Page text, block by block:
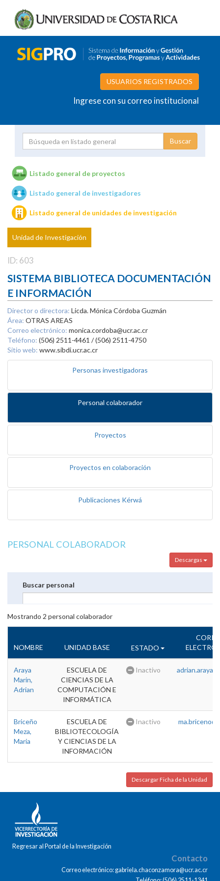
USUARIOS REGISTRADOS
Ingrese con su correo institucional
Unidades de investigación
Listado general de proyectos
Listado general de investigadores
Listado general de unidades de investigación
Unidad de Investigación
ID: 603
SISTEMA BIBLIOTECA DOCUMENTACIÓN
E INFORMACIÓN
Director o directora: Licda. Mónica Córdoba Guzmán
Área: OTRAS AREAS
Correo electrónico: monica.cordoba@ucr.ac.cr
Teléfono: (506) 2511-4461 / (506) 2511-4750
Sitio web: www.sibdi.ucr.ac.cr
Personas investigadoras
Personal colaborador
Proyectos
Proyectos en colaboración
Publicaciones Kérwá
PERSONAL COLABORADOR
Descargas
Buscar personal
Mostrando 2 personal colaborador
NOMBRE UNIDAD BASE ESTADO
Araya
Marin,
Adrian
ESCUELA DE
CIENCIAS DE LA
COMPUTACIÓN E
INFORMÁTICA
Inactivo
Briceño
Meza,
Maria
ESCUELA DE
BIBLIOTECOLOGÍA
Y CIENCIAS DE LA
INFORMACIÓN
Inactivo
Descargar Ficha de la Unidad
Regresar al Portal de la Investigación
Contacto
Correo electrónico: gabriela.chaconzamora@ucr.ac.cr